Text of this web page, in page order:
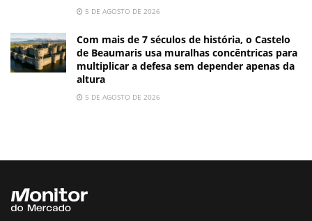
5 DE AGOSTO DE 2026
Com mais de 7 séculos de história, o Castelo
de Beaumaris usa muralhas concêntricas para
multiplicar a defesa sem depender apenas da
altura
5 DE AGOSTO DE 2026